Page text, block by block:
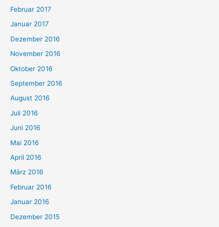
Februar 2017
Januar 2017
Dezember 2016
November 2016
Oktober 2016
September 2016
August 2016
Juli 2016
Juni 2016
Mai 2016
April 2016
März 2016
Februar 2016
Januar 2016
Dezember 2015